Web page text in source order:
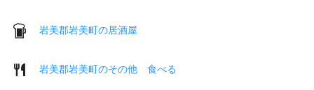
岩美郡岩美町の居酒屋
岩美郡岩美町のその他 食べる